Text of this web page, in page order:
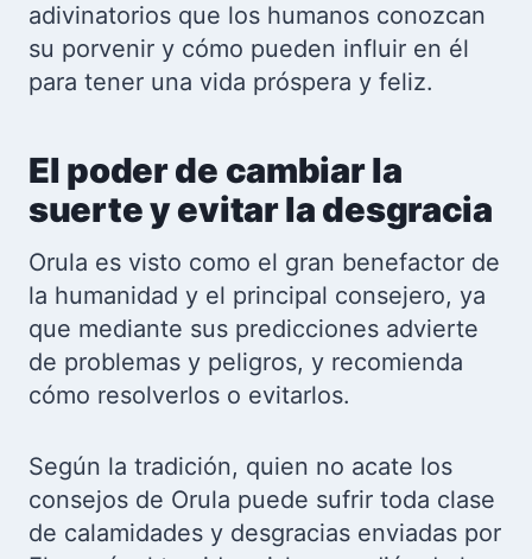
adivinatorios que los humanos conozcan
su porvenir y cómo pueden influir en él
para tener una vida próspera y feliz.
El poder de cambiar la
suerte y evitar la desgracia
Orula es visto como el gran benefactor de
la humanidad y el principal consejero, ya
que mediante sus predicciones advierte
de problemas y peligros, y recomienda
cómo resolverlos o evitarlos.
Según la tradición, quien no acate los
consejos de Orula puede sufrir toda clase
de calamidades y desgracias enviadas por